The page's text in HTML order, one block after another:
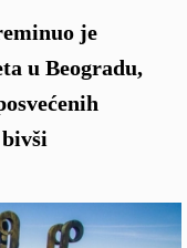
je
u Beogradu,